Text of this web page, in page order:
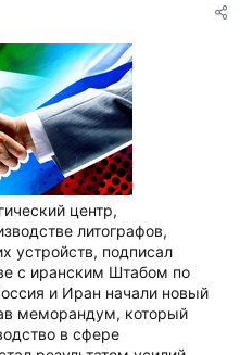
центр,
литографов,
устройств, подписал
с иранским Штабом по
и Иран начали новый
меморандум, который
в сфере